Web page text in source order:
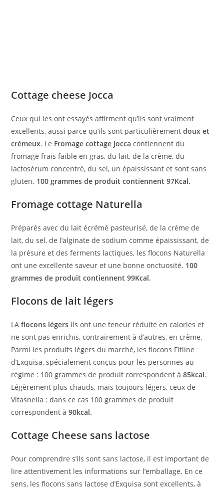
Cottage cheese Jocca
Ceux qui les ont essayés affirment qu’ils sont vraiment
excellents, aussi parce qu’ils sont particulièrementdoux et
crémeux. Le Fromage cottage Jocca contiennent du
fromage frais faible en gras, du lait, de la crème, du
lactosérum concentré, du sel, un épaississant et sont sans
gluten. 100 grammes de produit contiennent 97Kcal.
Fromage cottage Naturella
Préparés avec du lait écrémé pasteurisé, de la crème de
lait, du sel, de l’alginate de sodium comme épaississant, de
la présure et des ferments lactiques, les flocons Naturella
ont une excellente saveur et une bonne onctuosité. 100
grammes de produit contiennent 99Kcal.
Flocons de lait légers
LAflocons légers ils ont une teneur réduite en calories et
ne sont pas enrichis, contrairement à d’autres, en crème.
Parmi les produits légers du marché, les flocons Fitline
d’Exquisa, spécialement conçus pour les personnes au
régime : 100 grammes de produit correspondent à85kcal.
Légèrement plus chauds, mais toujours légers, ceux de
Vitasnella : dans ce cas 100 grammes de produit
correspondent à90kcal.
Cottage Cheese sans lactose
Pour comprendre s’ils sont sans lactose, il est important de
lire attentivement les informations sur l’emballage. En ce
sens, les flocons sans lactose d’Exquisa sont excellents, à